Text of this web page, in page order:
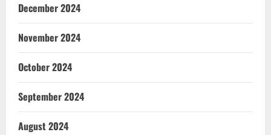
December 2024
November 2024
October 2024
September 2024
August 2024